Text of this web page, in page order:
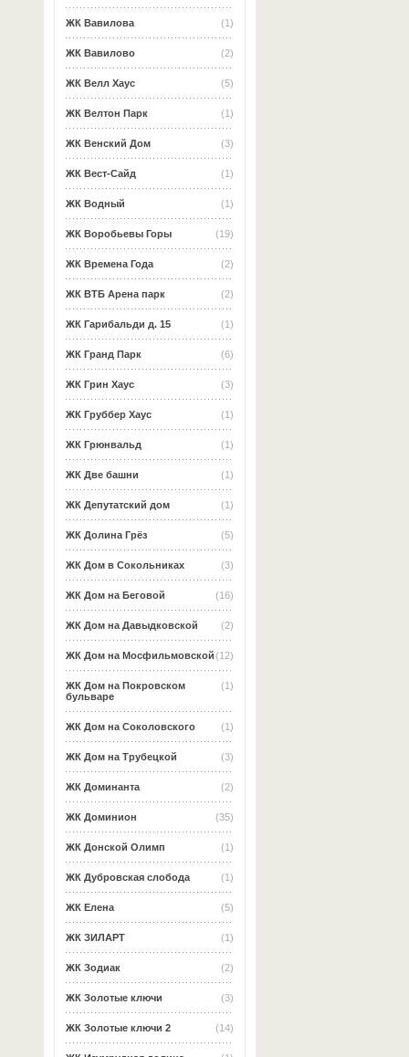
(1)
ЖК Вавилова
(2)
ЖК Вавилово
(5)
ЖК Велл Хаус
(1)
ЖК Велтон Парк
(3)
ЖК Венский Дом
(1)
ЖК Вест-Сайд
(1)
ЖК Водный
(19)
ЖК Воробьевы Горы
(2)
ЖК Времена Года
(2)
ЖК ВТБ Арена парк
(1)
ЖК Гарибальди д. 15
(6)
ЖК Гранд Парк
(3)
ЖК Грин Хаус
(1)
ЖК Груббер Хаус
(1)
ЖК Грюнвальд
(1)
ЖК Две башни
(1)
ЖК Депутатский дом
(5)
ЖК Долина Грёз
(3)
ЖК Дом в Сокольниках
(16)
ЖК Дом на Беговой
(2)
ЖК Дом на Давыдковской
(12)
ЖК Дом на Мосфильмовской
(1)
ЖК Дом на Покровском
бульваре
(1)
ЖК Дом на Соколовского
(3)
ЖК Дом на Трубецкой
(2)
ЖК Доминанта
(35)
ЖК Доминион
(1)
ЖК Донской Олимп
(1)
ЖК Дубровская слобода
(5)
ЖК Елена
(1)
ЖК ЗИЛАРТ
(2)
ЖК Зодиак
(3)
ЖК Золотые ключи
(14)
ЖК Золотые ключи 2